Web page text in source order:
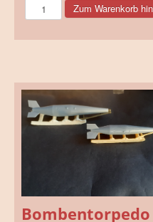
Bombentorpedo